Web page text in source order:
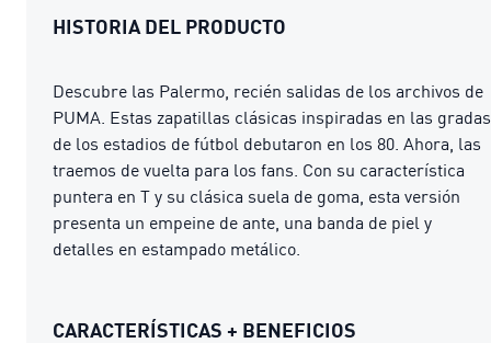
HISTORIA DEL PRODUCTO
Descubre las Palermo, recién salidas de los archivos de
PUMA. Estas zapatillas clásicas inspiradas en las gradas
de los estadios de fútbol debutaron en los 80. Ahora, las
traemos de vuelta para los fans. Con su característica
puntera en T y su clásica suela de goma, esta versión
presenta un empeine de ante, una banda de piel y
detalles en estampado metálico.
CARACTERÍSTICAS + BENEFICIOS